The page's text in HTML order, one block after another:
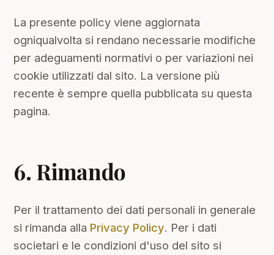
La presente policy viene aggiornata
ogniqualvolta si rendano necessarie modifiche
per adeguamenti normativi o per variazioni nei
cookie utilizzati dal sito. La versione più
recente è sempre quella pubblicata su questa
pagina.
6. Rimando
Per il trattamento dei dati personali in generale
si rimanda alla Privacy Policy. Per i dati
societari e le condizioni d'uso del sito si